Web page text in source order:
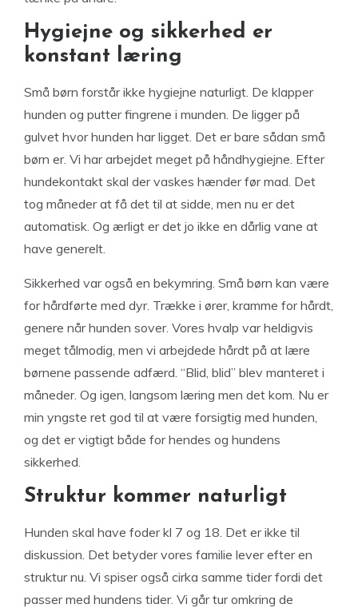
Hygiejne og sikkerhed er
konstant læring
Små børn forstår ikke hygiejne naturligt. De klapper
hunden og putter fingrene i munden. De ligger på
gulvet hvor hunden har ligget. Det er bare sådan små
børn er. Vi har arbejdet meget på håndhygiejne. Efter
hundekontakt skal der vaskes hænder før mad. Det
tog måneder at få det til at sidde, men nu er det
automatisk. Og ærligt er det jo ikke en dårlig vane at
have generelt.
Sikkerhed var også en bekymring. Små børn kan være
for hårdførte med dyr. Trække i ører, kramme for hårdt,
genere når hunden sover. Vores hvalp var heldigvis
meget tålmodig, men vi arbejdede hårdt på at lære
børnene passende adfærd. “Blid, blid” blev manteret i
måneder. Og igen, langsom læring men det kom. Nu er
min yngste ret god til at være forsigtig med hunden,
og det er vigtigt både for hendes og hundens
sikkerhed.
Struktur kommer naturligt
Hunden skal have foder kl 7 og 18. Det er ikke til
diskussion. Det betyder vores familie lever efter en
struktur nu. Vi spiser også cirka samme tider fordi det
passer med hundens tider. Vi går tur omkring de